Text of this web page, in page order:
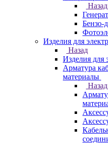
Назад
Бензо-
Изделия для
Назад
Изделия для
Арматура
материалы
Назад